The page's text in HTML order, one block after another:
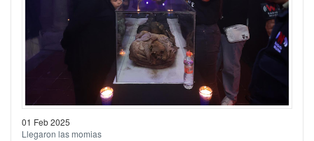
01 Feb 2025
Llegaron las momias